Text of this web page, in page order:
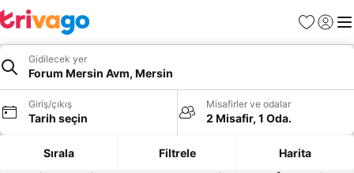
Favoriler
Giriş
Gidilecek yer
Forum Mersin Avm, Mersin
Giriş/çıkış
Tarih seçin
Misafirler ve odalar
2 Misafir, 1 Oda.
Sırala Filtrele Harita